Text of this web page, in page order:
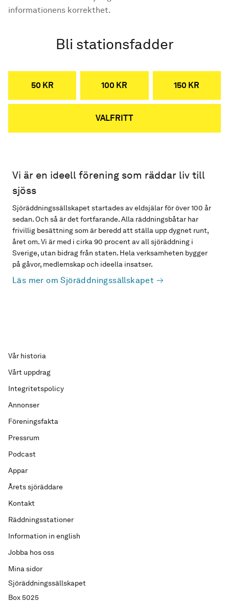
informationens korrekthet.
Bli stationsfadder
50 KR 100 KR 150 KR
VALFRITT
Vi är en ideell förening som räddar liv till
sjöss
Sjöräddningssällskapet startades av eldsjälar för över 100 år
sedan. Och så är det fortfarande. Alla räddningsbåtar har
frivillig besättning som är beredd att ställa upp dygnet runt,
året om. Vi är med i cirka 90 procent av all sjöräddning i
Sverige, utan bidrag från staten. Hela verksamheten bygger
på gåvor, medlemskap och ideella insatser.
Läs mer om Sjöräddningssällskapet
Sjöräddningssällskapet
Box 5025
Vår historia
Vårt uppdrag
Integritetspolicy
Annonser
Föreningsfakta
Pressrum
Podcast
Appar
Årets sjöräddare
Kontakt
Räddningsstationer
Information in english
Jobba hos oss
Mina sidor